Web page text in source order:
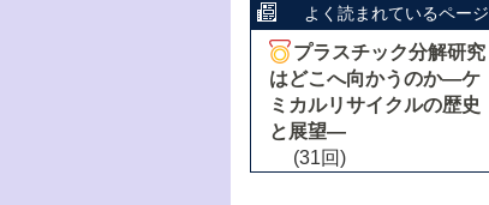
よく読まれているページ
プラスチック分解研究
はどこへ向かうのか―ケ
ミカルリサイクルの歴史
と展望―
(31回)